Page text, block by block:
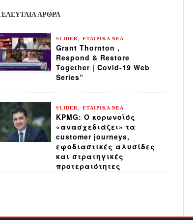
ΆΡΘΡΑ
SLIDER ΕΤΑΙΡΙΚΑ ΝΕΑ
Grant Thornton ,
Respond & Restore
Together | Covid-19 Web
Series”
SLIDER ΕΤΑΙΡΙΚΑ ΝΕΑ
KPMG: Ο κορωνοϊός
«ανασχεδιάζει» τα
customer journeys,
εφοδιαστικές αλυσίδες
και στρατηγικές
προτεραιότητες